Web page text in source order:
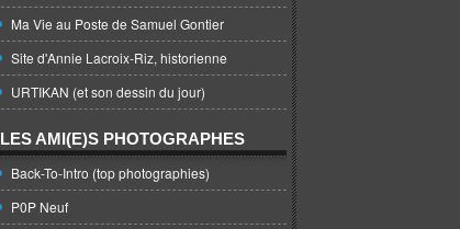
Ma Vie au Poste de Samuel Gontier
Site d'Annie Lacroix-Riz, historienne
URTIKAN (et son dessin du jour)
LES AMI(E)S PHOTOGRAPHES
Back-To-Intro (top photographies)
P0P Neuf